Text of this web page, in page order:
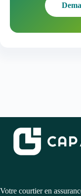
Votre courtier en